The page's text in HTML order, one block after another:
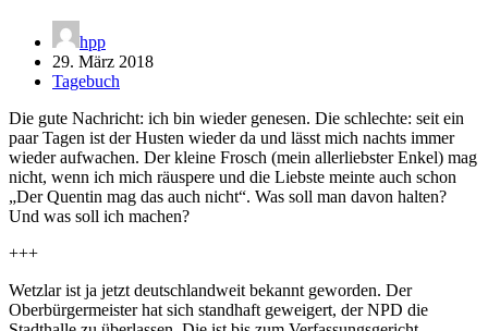
hpp
29. März 2018
Tagebuch
Die gute Nachricht: ich bin wieder genesen. Die schlechte: seit ein
paar Tagen ist der Husten wieder da und lässt mich nachts immer
wieder aufwachen. Der kleine Frosch (mein allerliebster Enkel) mag
nicht, wenn ich mich räuspere und die Liebste meinte auch schon
„Der Quentin mag das auch nicht“. Was soll man davon halten?
Und was soll ich machen?
+++
Wetzlar ist ja jetzt deutschlandweit bekannt geworden. Der
Oberbürgermeister hat sich standhaft geweigert, der NPD die